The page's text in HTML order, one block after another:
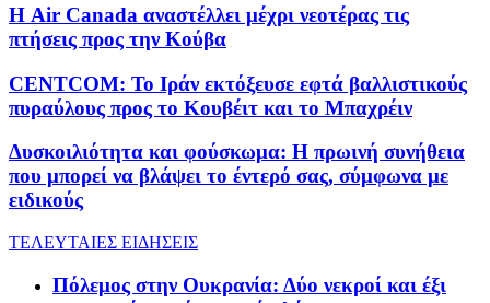
Η Air Canada αναστέλλει μέχρι νεοτέρας τις
πτήσεις προς την Κούβα
CENTCOM: Το Ιράν εκτόξευσε εφτά βαλλιστικούς
πυραύλους προς το Κουβέιτ και το Μπαχρέιν
Δυσκοιλιότητα και φούσκωμα: Η πρωινή συνήθεια
που μπορεί να βλάψει το έντερό σας, σύμφωνα με
ειδικούς
ΤΕΛΕΥΤΑΙΕΣ ΕΙΔΗΣΕΙΣ
Πόλεμος στην Ουκρανία: Δύο νεκροί και έξι